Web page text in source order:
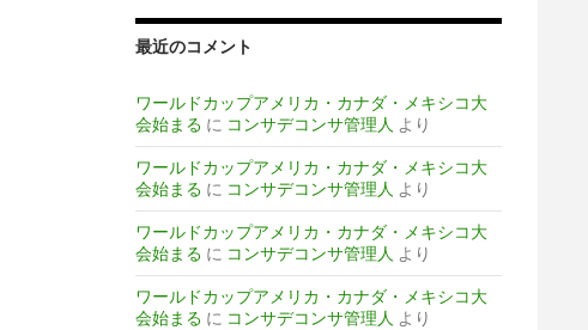
最近のコメント
ワールドカップアメリカ・カナダ・メキシコ大
会始まる に コンサデコンサ管理人 より
ワールドカップアメリカ・カナダ・メキシコ大
会始まる に コンサデコンサ管理人 より
ワールドカップアメリカ・カナダ・メキシコ大
会始まる に コンサデコンサ管理人 より
ワールドカップアメリカ・カナダ・メキシコ大
会始まる に コンサデコンサ管理人 より